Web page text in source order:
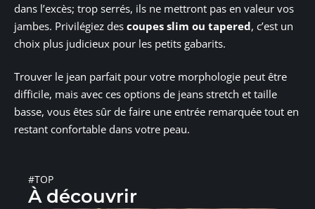
dans l’excès; trop serrés, ils ne mettront pas en valeur vos
jambes. Privilégiez des coupes slim ou tapered, c’est un
choix plus judicieux pour les petits gabarits.
Trouver le jean parfait pour votre morphologie peut être
difficile, mais avec ces options de jeans stretch et taille
basse, vous êtes sûr de faire une entrée remarquée tout en
restant confortable dans votre peau.
#TOP
À découvrir